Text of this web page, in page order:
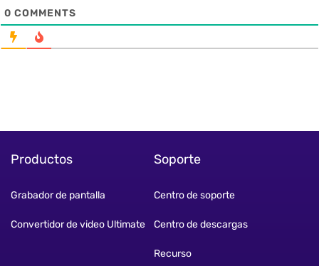
0 COMMENTS
Productos
Grabador de pantalla
Convertidor de video Ultimate
Soporte
Centro de soporte
Centro de descargas
Recurso